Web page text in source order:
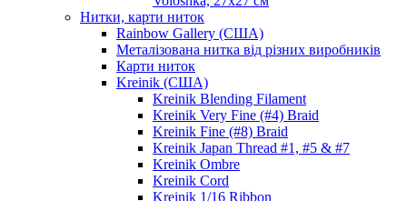
Нитки, карти ниток
Rainbow Gallery (США)
Металізована нитка від різних виробників
Карти ниток
Kreinik (США)
Kreinik Blending Filament
Kreinik Very Fine (#4) Braid
Kreinik Fine (#8) Braid
Kreinik Japan Thread #1, #5 & #7
Kreinik Ombre
Kreinik Cord
Kreinik 1/16 Ribbon